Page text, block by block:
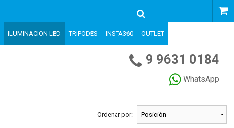
ILUMINACION LED TRIPODES INSTA360 OUTLET
9 9631 0184
WhatsApp
Ordenar por: